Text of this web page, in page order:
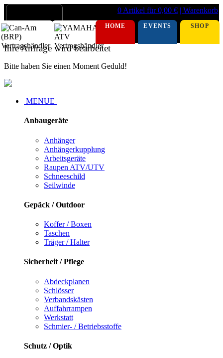
0 Artikel für 0,00 € | Warenkorb
HOME EVENTS SHOP
Ihre Anfrage wird bearbeitet
Bitte haben Sie einen Moment Geduld!
MENUE
Anbaugeräte
Anhänger
Anhängerkupplung
Arbeitsgeräte
Raupen ATV/UTV
Schneeschild
Seilwinde
Gepäck / Outdoor
Koffer / Boxen
Taschen
Träger / Halter
Sicherheit / Pflege
Abdeckplanen
Schlösser
Verbandskästen
Auffahrrampen
Werkstatt
Schmier- / Betriebsstoffe
Schutz / Optik